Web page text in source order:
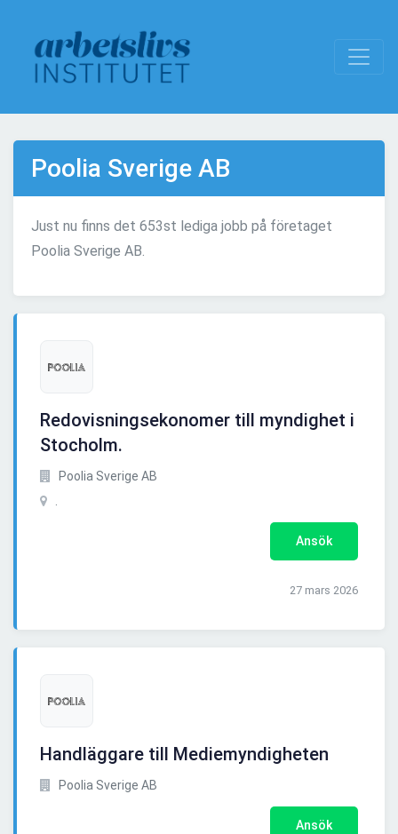
Poolia Sverige AB
Just nu finns det 653st lediga jobb på företaget
Poolia Sverige AB.
Redovisningsekonomer till myndighet i
Stocholm.
Poolia Sverige AB
.
Ansök
27 mars 2026
Handläggare till Mediemyndigheten
Poolia Sverige AB
Ansök